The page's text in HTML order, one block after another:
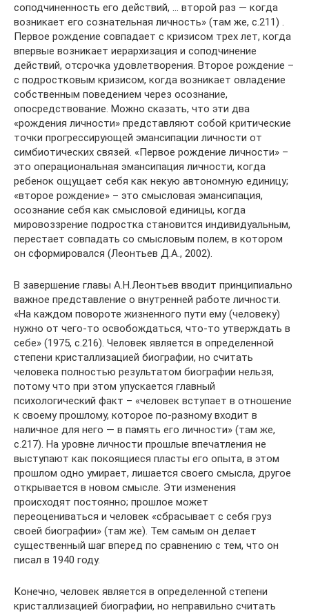
соподчиненность его действий, … второй раз — когда
возникает его сознательная личность» (там же, с.211) .
Первое рождение совпадает с кризисом трех лет, когда
впервые возникает иерархизация и соподчинение
действий, отсрочка удовлетворения. Второе рождение –
с подростковым кризисом, когда возникает овладение
собственным поведением через осознание,
опосредствование. Можно сказать, что эти два
«рождения личности» представляют собой критические
точки прогрессирующей эмансипации личности от
симбиотических связей. «Первое рождение личности» –
это операциональная эмансипация личности, когда
ребенок ощущает себя как некую автономную единицу;
«второе рождение» – это смысловая эмансипация,
осознание себя как смысловой единицы, когда
мировоззрение подростка становится индивидуальным,
перестает совпадать со смысловым полем, в котором
он сформировался (Леонтьев Д.А., 2002).
В завершение главы А.Н.Леонтьев вводит принципиально
важное представление о внутренней работе личности.
«На каждом повороте жизненного пути ему (человеку)
нужно от чего-то освобождаться, что-то утверждать в
себе» (1975, с.216). Человек является в определенной
степени кристаллизацией биографии, но считать
человека полностью результатом биографии нельзя,
потому что при этом упускается главный
психологический факт – «человек вступает в отношение
к своему прошлому, которое по-разному входит в
наличное для него — в память его личности» (там же,
с.217). На уровне личности прошлые впечатления не
выступают как покоящиеся пласты его опыта, в этом
прошлом одно умирает, лишается своего смысла, другое
открывается в новом смысле. Эти изменения
происходят постоянно; прошлое может
переоцениваться и человек «сбрасывает с себя груз
своей биографии» (там же). Тем самым он делает
существенный шаг вперед по сравнению с тем, что он
писал в 1940 году.
Конечно, человек является в определенной степени
кристаллизацией биографии, но неправильно считать